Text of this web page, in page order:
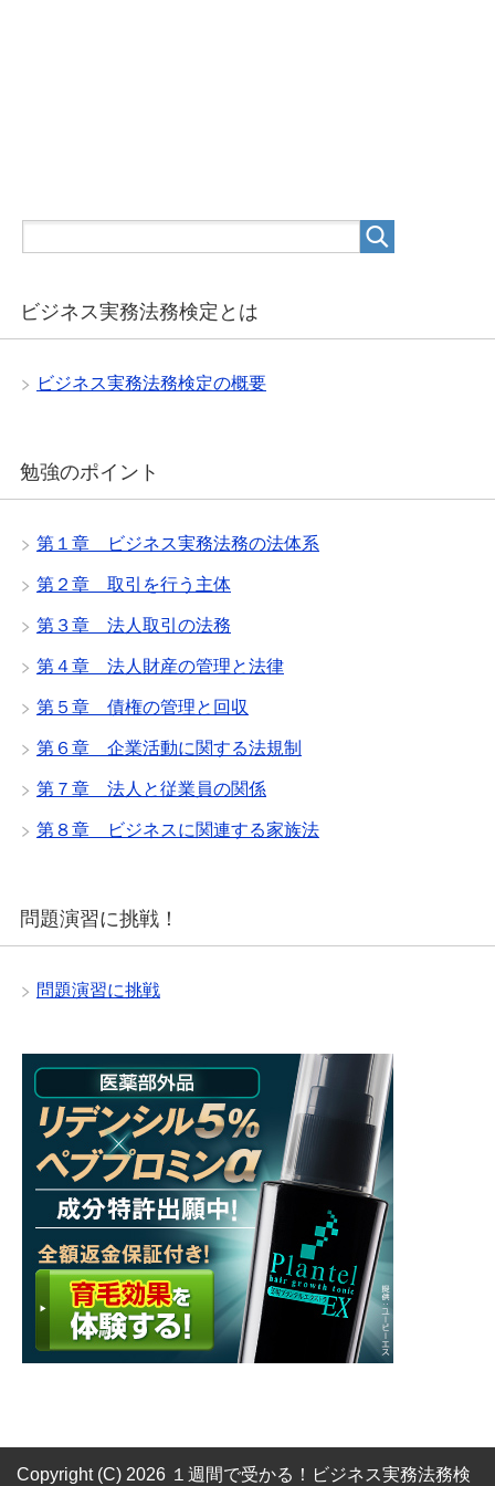
ビジネス実務法務検定とは
ビジネス実務法務検定の概要
勉強のポイント
第１章 ビジネス実務法務の法体系
第２章 取引を行う主体
第３章 法人取引の法務
第４章 法人財産の管理と法律
第５章 債権の管理と回収
第６章 企業活動に関する法規制
第７章 法人と従業員の関係
第８章 ビジネスに関連する家族法
問題演習に挑戦！
問題演習に挑戦
Copyright (C) 2026 １週間で受かる！ビジネス実務法務検